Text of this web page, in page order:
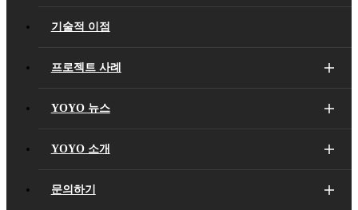
기술적 이점
프로젝트 사례
YOYO 뉴스
YOYO 소개
문의하기